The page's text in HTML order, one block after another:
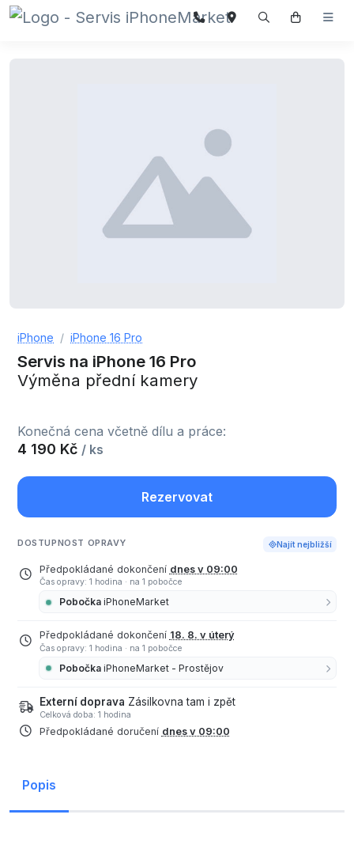
iPhone iPhone 16 Pro
Servis na iPhone 16 Pro
Výměna přední kamery
Konečná cena včetně dílu a práce:
4 190 Kč / ks
Rezervovat
DOSTUPNOST OPRAVY Najít nejbližší
Předpokládané dokončení dnes v 09:00
Čas opravy: 1 hodina · na 1 pobočce
Pobočka iPhoneMarket
Předpokládané dokončení 18. 8. v úterý
Čas opravy: 1 hodina · na 1 pobočce
Pobočka iPhoneMarket - Prostějov
Externí doprava Zásilkovna tam i zpět
Celková doba: 1 hodina
Předpokládané doručení dnes v 09:00
Popis